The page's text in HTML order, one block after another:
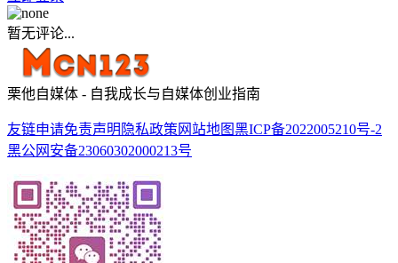
暂无评论...
栗他自媒体 - 自我成长与自媒体创业指南
友链申请免责声明 隐私政策 网站地图黑ICP备2022005210号-2
黑公网安备23060302000213号